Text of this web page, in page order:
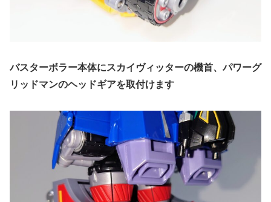
バスターボラー本体にスカイヴィッターの機首、パワーグ
リッドマンのヘッドギアを取付けます